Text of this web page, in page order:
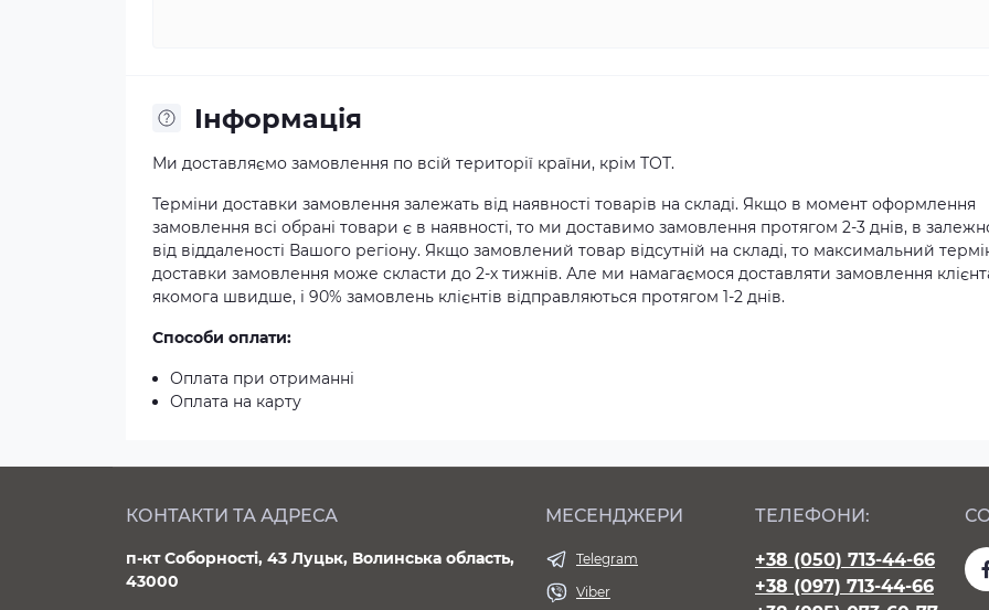
Iнформація
Ми доставляємо замовлення по всій території країни, крім ТОТ.
Терміни доставки замовлення залежать від наявності товарів на складі. Якщо в момент оформлення
замовлення всі обрані товари є в наявності, то ми доставимо замовлення протягом 2-3 днів, в
від віддаленості Вашого регіону. Якщо замовлений товар відсутній на складі, то максимальний
доставки замовлення може скласти до 2-х тижнів. Але ми намагаємося доставляти замовлення
якомога швидше, і 90% замовлень клієнтів відправляються протягом 1-2 днів.
Способи оплати:
Оплата при отриманні
Оплата на карту
КОНТАКТИ ТА АДРЕСА
п-кт Соборності, 43 Луцьк, Волинська область,
43000
МЕСЕНДЖЕРИ
Telegram
Viber
ТЕЛЕФОНИ:
+38 (050) 713-44-66
+38 (097) 713-44-66